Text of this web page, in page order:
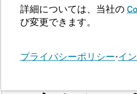
詳細については、当社の
び変更できます。
プライバシーポリシー•イ